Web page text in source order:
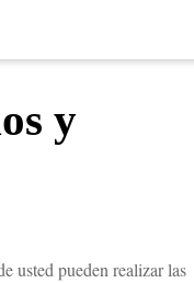
y
usted pueden realizar las